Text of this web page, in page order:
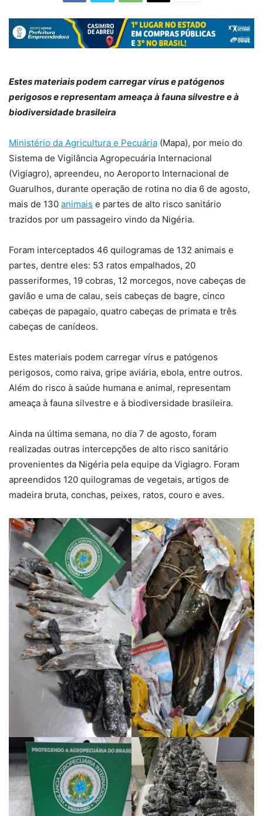
Estes materiais podem carregar vírus e patógenos
perigosos e representam ameaça à fauna silvestre e à
biodiversidade brasileira
Ministério da Agricultura e Pecuária (Mapa), por meio do
Sistema de Vigilância Agropecuária Internacional
(Vigiagro), apreendeu, no Aeroporto Internacional de
Guarulhos, durante operação de rotina no dia 6 de agosto,
mais de 130 animais e partes de alto risco sanitário
trazidos por um passageiro vindo da Nigéria.
Foram interceptados 46 quilogramas de 132 animais e
partes, dentre eles: 53 ratos empalhados, 20
passeriformes, 19 cobras, 12 morcegos, nove cabeças de
gavião e uma de calau, seis cabeças de bagre, cinco
cabeças de papagaio, quatro cabeças de primata e três
cabeças de canídeos.
Estes materiais podem carregar vírus e patógenos
perigosos, como raiva, gripe aviária, ebola, entre outros.
Além do risco à saúde humana e animal, representam
ameaça à fauna silvestre e à biodiversidade brasileira.
Ainda na última semana, no dia 7 de agosto, foram
realizadas outras intercepções de alto risco sanitário
provenientes da Nigéria pela equipe da Vigiagro. Foram
apreendidos 120 quilogramas de vegetais, artigos de
madeira bruta, conchas, peixes, ratos, couro e aves.